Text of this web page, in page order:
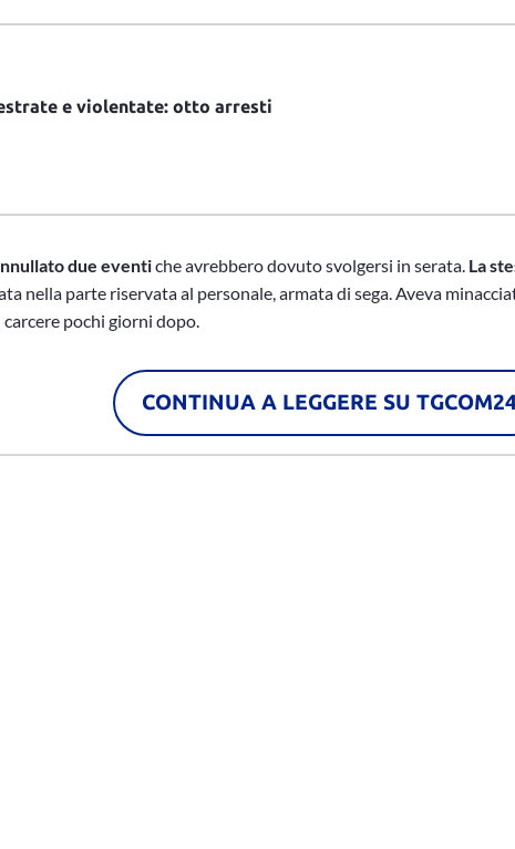
e violentate: otto arresti
due eventiche avrebbero dovuto svolgersi in serata. La
nella parte riservata al personale, armata di sega. Aveva
pochi giorni dopo.
CONTINUA A LEGGERE SU